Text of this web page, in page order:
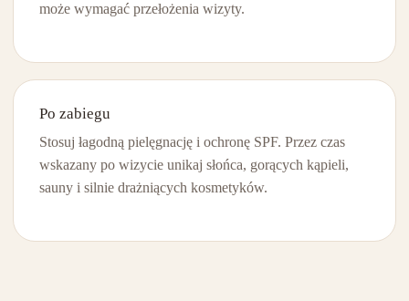
może wymagać przełożenia wizyty.
Po zabiegu
Stosuj łagodną pielęgnację i ochronę SPF. Przez czas
wskazany po wizycie unikaj słońca, gorących kąpieli,
sauny i silnie drażniących kosmetyków.